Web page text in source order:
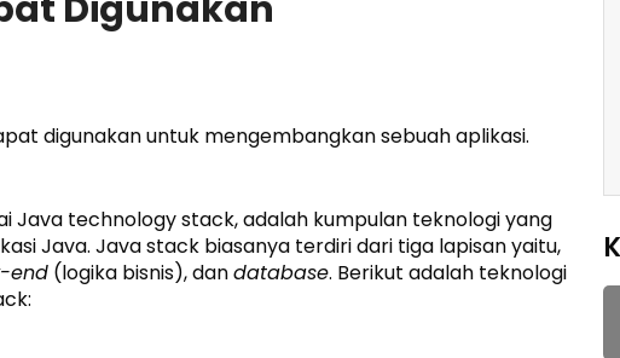
digunakan untuk mengembangkan sebuah aplikasi.
Java technology stack, adalah kumpulan teknologi yang
Java. Java stack biasanya terdiri dari tiga lapisan yaitu,
end (logika bisnis), dandatabase. Berikut adalah teknologi